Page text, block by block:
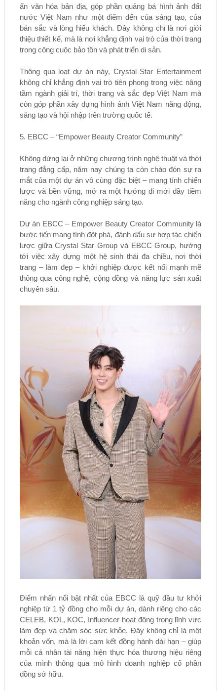
ấn văn hóa bản địa, góp phần quảng bá hình ảnh đất
nước Việt Nam như một điểm đến của sáng tạo, của
bản sắc và lòng hiếu khách. Đây không chỉ là nơi giới
thiệu thiết kế, mà là nơi khẳng định vai trò của thời trang
trong công cuộc bảo tồn và phát triển di sản.
Thông qua loạt dự án này, Crystal Star Entertainment
không chỉ khẳng định vai trò tiên phong trong việc nâng
tầm ngành giải trí, thời trang và sắc đẹp Việt Nam mà
còn góp phần xây dựng hình ảnh Việt Nam năng động,
sáng tạo và hội nhập trên trường quốc tế.
5. EBCC – “Empower Beauty Creator Community”
Không dừng lại ở những chương trình nghệ thuật và thời
trang đẳng cấp, năm nay chúng ta còn chào đón sự ra
mắt của một dự án vô cùng đặc biệt – mang tính chiến
lược và bền vững, mở ra một hướng đi mới đầy tiềm
năng cho ngành công nghiệp sáng tạo.
Dự án EBCC – Empower Beauty Creator Community là
bước tiến mang tính đột phá, đánh dấu sự hợp tác chiến
lược giữa Crystal Star Group và EBCC Group, hướng
tới việc xây dựng một hệ sinh thái đa chiều, nơi thời
trang – làm đẹp – khởi nghiệp được kết nối mạnh mẽ
thông qua công nghệ, cộng đồng và năng lực sản xuất
chuyên sâu.
Điểm nhấn nổi bật nhất của EBCC là quỹ đầu tư khởi
nghiệp từ 1 tỷ đồng cho mỗi dự án, dành riêng cho các
CELEB, KOL, KOC, Influencer hoạt động trong lĩnh vực
làm đẹp và chăm sóc sức khỏe. Đây không chỉ là một
khoản vốn, mà là lời cam kết đồng hành dài hạn – giúp
mỗi cá nhân tài năng hiện thực hóa thương hiệu riêng
của mình thông qua mô hình doanh nghiệp cổ phần
đồng sở hữu.